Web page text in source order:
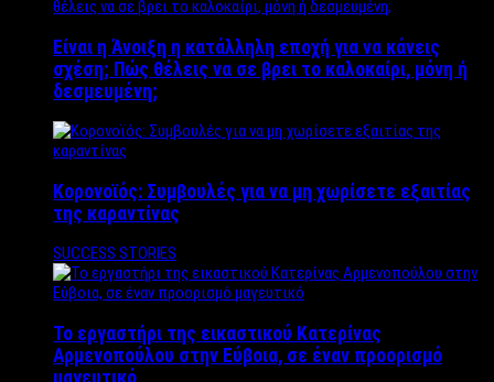
Είναι η Άνοιξη η κατάλληλη εποχή για να κάνεις
σχέση; Πώς θέλεις να σε βρει το καλοκαίρι, μόνη ή
δεσμευμένη;
Κορονοϊός: Συμβουλές για να μη χωρίσετε εξαιτίας
της καραντίνας
SUCCESS STORIES
Το εργαστήρι της εικαστικού Κατερίνας
Αρμενοπούλου στην Εύβοια, σε έναν προορισμό
μαγευτικό